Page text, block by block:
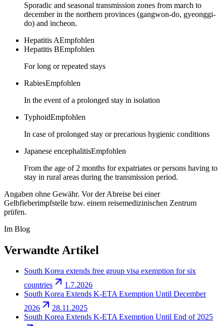
Sporadic and seasonal transmission zones from march to
december in the northern provinces (gangwon-do, gyeonggi-
do) and incheon.
Hepatitis AEmpfohlen
Hepatitis BEmpfohlen
For long or repeated stays
RabiesEmpfohlen
In the event of a prolonged stay in isolation
TyphoidEmpfohlen
In case of prolonged stay or precarious hygienic conditions
Japanese encephalitisEmpfohlen
From the age of 2 months for expatriates or persons having to
stay in rural areas during the transmission period.
Angaben ohne Gewähr. Vor der Abreise bei einer
Gelbfieberimpfstelle bzw. einem reisemedizinischen Zentrum
prüfen.
Im Blog
Verwandte Artikel
South Korea extends free group visa exemption for six
countries
1.7.2026
South Korea Extends K-ETA Exemption Until December
2026
28.11.2025
South Korea Extends K-ETA Exemption Until End of 2025